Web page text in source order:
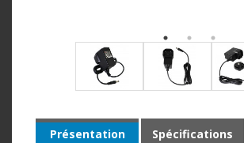
Présentation Spécifications